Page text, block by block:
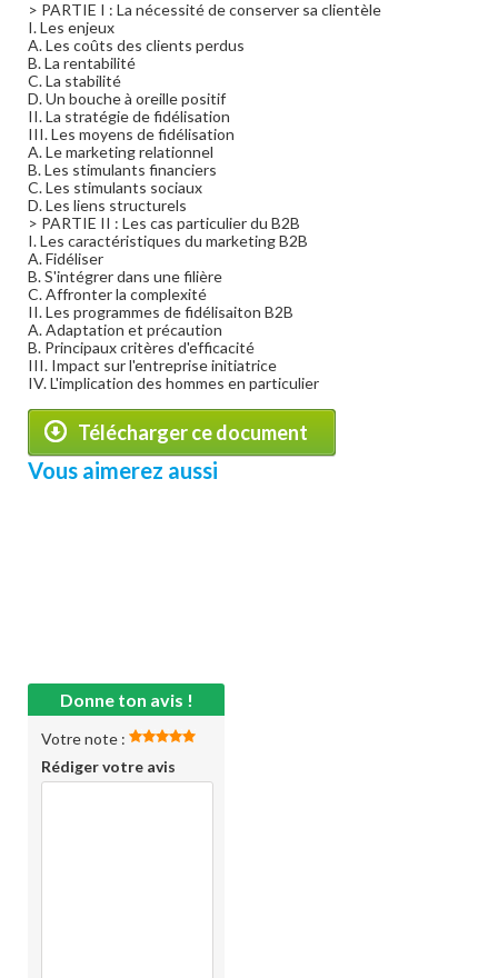
> PARTIE I : La nécessité de conserver sa clientèle
I. Les enjeux
A. Les coûts des clients perdus
B. La rentabilité
C. La stabilité
D. Un bouche à oreille positif
II. La stratégie de fidélisation
III. Les moyens de fidélisation
A. Le marketing relationnel
B. Les stimulants financiers
C. Les stimulants sociaux
D. Les liens structurels
> PARTIE II : Les cas particulier du B2B
I. Les caractéristiques du marketing B2B
A. Fidéliser
B. S'intégrer dans une filière
C. Affronter la complexité
II. Les programmes de fidélisaiton B2B
A. Adaptation et précaution
B. Principaux critères d'efficacité
III. Impact sur l'entreprise initiatrice
IV. L'implication des hommes en particulier
Télécharger ce document
Vous aimerez aussi
Donne ton avis !
Votre note :
Rédiger votre avis